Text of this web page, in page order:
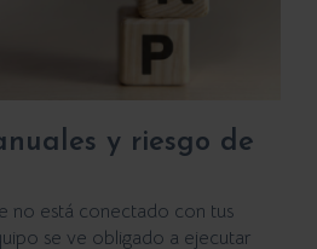
y riesgo de
no está conectado con tus
se ve obligado a ejecutar